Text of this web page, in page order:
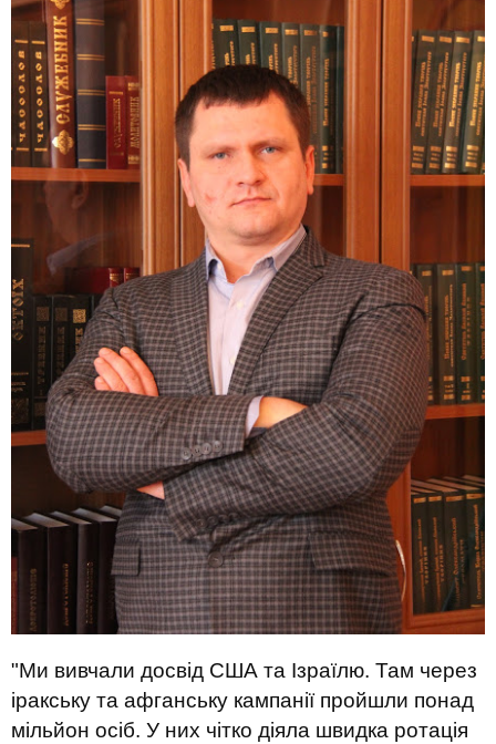
"Ми вивчали досвід США та Ізраїлю. Там через
іракську та афганську кампанії пройшли понад
мільйон осіб. У них чітко діяла швидка ротація